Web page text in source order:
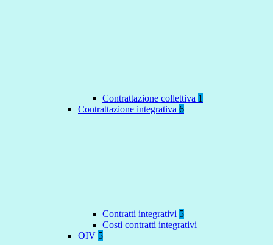
Contrattazione collettiva 1
Contrattazione integrativa 6
Contratti integrativi 5
Costi contratti integrativi
OIV 5